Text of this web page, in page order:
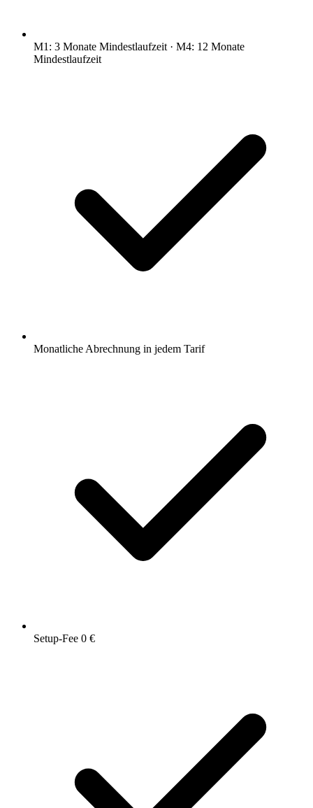
M1: 3 Monate Mindestlaufzeit · M4: 12 Monate
Mindestlaufzeit
Monatliche Abrechnung in jedem Tarif
Setup-Fee 0 €